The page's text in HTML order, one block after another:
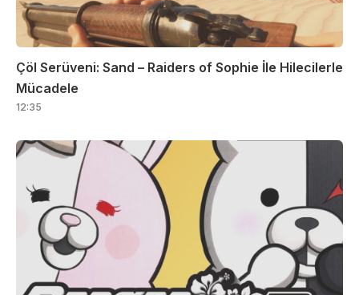
Çöl Serüveni: Sand – Raiders of Sophie İle Hilecilerle
Mücadele
12:35